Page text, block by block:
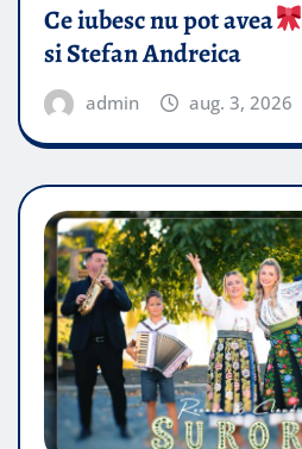
Ce iubesc nu pot avea
si Stefan Andreica
admin aug. 3, 2026